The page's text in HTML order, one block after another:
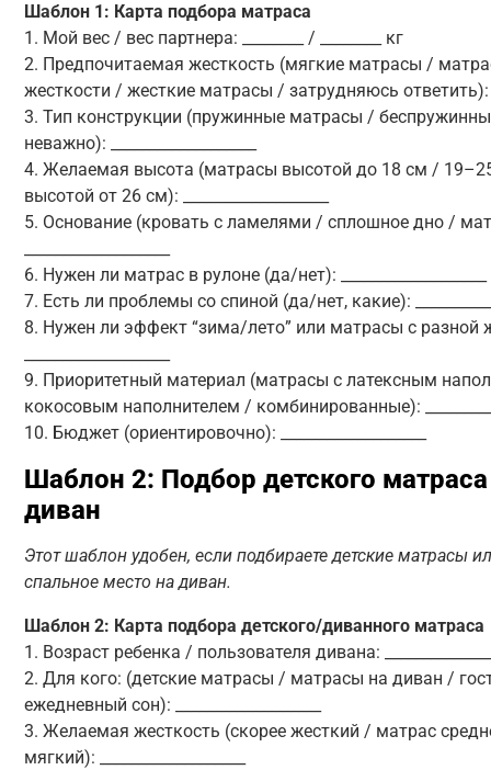
Шаблон 1: Карта подбора матраса
1. Мой вес / вес партнера: ________ / ________ кг
2. Предпочитаемая жесткость (мягкие матрасы /
жесткости / жесткие матрасы / затрудняюсь ответить):
3. Тип конструкции (пружинные матрасы /
неважно): ___________________
4. Желаемая высота (матрасы высотой до 18 см /
высотой от 26 см): ___________________
5. Основание (кровать с ламелями / сплошное дно /
6. Нужен ли матрас в рулоне (да/нет): ___________________
7. Есть ли проблемы со спиной (да/нет, какие):
8. Нужен ли эффект “зима/лето” или матрасы с разной
9. Приоритетный материал (матрасы с латексным
кокосовым наполнителем / комбинированные):
10. Бюджет (ориентировочно): ___________________
Шаблон 2: Подбор детского
диван
Этот шаблон удобен, если подбираете детские матрасы
спальное место на диван.
Шаблон 2: Карта подбора детского/диванного матраса
1. Возраст ребенка / пользователя дивана:
2. Для кого: (детские матрасы / матрасы на диван /
ежедневный сон): ___________________
3. Желаемая жесткость (скорее жесткий / матрас
мягкий): ___________________